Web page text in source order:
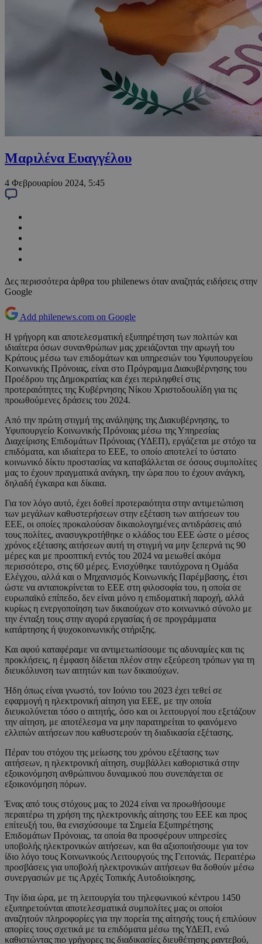
Μαριλένα Ευαγγέλου
4 Φεβρουαρίου 2024, 5:45
Δες περισσότερα άρθρα του philenews όταν αναζητάς ειδήσεις στην
Google
Add philenews.com on Google
Η γρήγορη και αποτελεσματική εξυπηρέτηση των πολιτών και
ιδιαίτερα όσων συνανθρώπων μας χρειάζονται την αρωγή του
Κράτους μέσω των επιδομάτων και υπηρεσιών του Υφυπουργείου
Κοινωνικής Πρόνοιας, είναι στο Πρόγραμμα Διακυβέρνησης του
Προέδρου της Δημοκρατίας και έχει περιληφθεί στις
προτεραιότητες της Κυβέρνησης Νίκου Χριστοδουλίδη για τις
προωθούμενες δράσεις του 2024.
Από την πρώτη στιγμή της ανάληψης της Διακυβέρνησης, το
Υφυπουργείο Κοινωνικής Πρόνοιας μέσω της Υπηρεσίας
Διαχείρισης Επιδομάτων Πρόνοιας (ΥΔΕΠ), εργάζεται με στόχο τα
επιδόματα, και ιδιαίτερα το ΕΕΕ, το οποίο αποτελεί το ύστατο
κοινωνικό δίκτυ προστασίας να καταβάλλεται σε όσους συμπολίτες
μας το έχουν πραγματικά ανάγκη, την ώρα που το έχουν ανάγκη,
δηλαδή έγκαιρα και δίκαια.
Για τον λόγο αυτό, έχει δοθεί προτεραιότητα στην αντιμετώπιση
των μεγάλων καθυστερήσεων στην εξέταση των αιτήσεων του
ΕΕΕ, οι οποίες προκαλούσαν δικαιολογημένες αντιδράσεις από
τους πολίτες, ανασυγκροτήθηκε ο κλάδος του ΕΕΕ ώστε ο μέσος
χρόνος εξέτασης αιτήσεων αυτή τη στιγμή να μην ξεπερνά τις 90
μέρες και με προοπτική εντός του 2024 να μειωθεί ακόμα
περισσότερο, στις 60 μέρες. Ενισχύθηκε ταυτόχρονα η Ομάδα
Ελέγχου, αλλά και ο Μηχανισμός Κοινωνικής Παρέμβασης, έτσι
ώστε να ανταποκρίνεται το ΕΕΕ στη φιλοσοφία του, η οποία σε
ευρωπαϊκό επίπεδο, δεν είναι μόνο η επιδοματική παροχή, αλλά
κυρίως η ενεργοποίηση των δικαιούχων στο κοινωνικό σύνολο με
την ένταξη τους στην αγορά εργασίας ή σε προγράμματα
κατάρτησης ή ψυχοκοινωνικής στήριξης.
Και αφού καταφέραμε να αντιμετωπίσουμε τις αδυναμίες και τις
προκλήσεις, η έμφαση δίδεται πλέον στην εξεύρεση τρόπων για τη
διευκόλυνση των αιτητών και των δικαιούχων.
Ήδη όπως είναι γνωστό, τον Ιούνιο του 2023 έχει τεθεί σε
εφαρμογή η ηλεκτρονική αίτηση για ΕΕΕ, με την οποία
διευκολύνεται τόσο ο αιτητής, όσο και οι λειτουργοί που εξετάζουν
την αίτηση, με αποτέλεσμα να μην παρατηρείται το φαινόμενο
ελλιπών αιτήσεων που καθυστερούν τη διαδικασία εξέτασης.
Πέραν του στόχου της μείωσης του χρόνου εξέτασης των
αιτήσεων, η ηλεκτρονική αίτηση, συμβάλλει καθοριστικά στην
εξοικονόμηση ανθρώπινου δυναμικού που συνεπάγεται σε
εξοικονόμηση πόρων.
Ένας από τους στόχους μας το 2024 είναι να προωθήσουμε
περαιτέρω τη χρήση της ηλεκτρονικής αίτησης του ΕΕΕ και προς
επίτευξή του, θα ενισχύσουμε τα Σημεία Εξυπηρέτησης
Επιδομάτων Πρόνοιας, τα οποία θα προσφέρουν υπηρεσίες
υποβολής ηλεκτρονικών αιτήσεων, και θα αξιοποιήσουμε για τον
ίδιο λόγο τους Κοινωνικούς Λειτουργούς της Γειτονιάς. Περαιτέρω
προσβάσεις για υποβολή ηλεκτρονικών αιτήσεων θα δοθούν μέσω
συνεργασιών με τις Αρχές Τοπικής Αυτοδιοίκησης.
Την ίδια ώρα, με τη λειτουργία του τηλεφωνικού κέντρου 1450
εξυπηρετούνται αποτελεσματικά συμπολίτες μας οι οποίοι
αναζητούν πληροφορίες για την πορεία της αίτησής τους ή επιλύουν
απορίες τους σχετικά με τα επιδόματα μέσω της ΥΔΕΠ, ενώ
καθιστώντας πιο γρήγορες τις διαδικασίες διευθέτησης ραντεβού,